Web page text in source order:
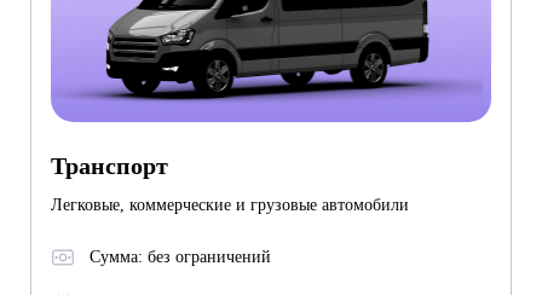
Транспорт
Легковые, коммерческие и грузовые автомобили
Сумма: без ограничений